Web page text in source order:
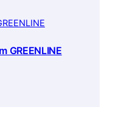
GREENLINE